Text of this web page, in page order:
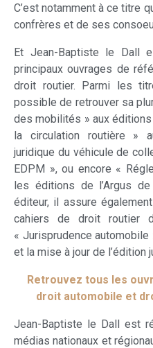
C’est notamment à ce titre
confrères et de ses
Et Jean-Baptiste le Dall
principaux ouvrages de
droit routier. Parmi les
possible de retrouver sa
des mobilités » aux
la circulation routière »
juridique du véhicule de
EDPM », ou encore «
les éditions de l’Argus de
éditeur, il assure
cahiers de droit routier
« Jurisprudence
et la mise à jour de l’édition
Retrouvez tous les
droit automobile et
Jean-Baptiste le Dall est
médias nationaux et